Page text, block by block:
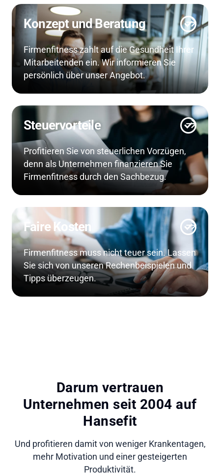
Konzept und Beratung
Firmenfitness zahlt auf die Gesundheit Ihrer
Mitarbeitenden ein. Wir informieren Sie
persönlich über unser Angebot.
Steuervorteile
Profitieren Sie von steuerlichen Vorzügen,
denn als Unternehmen finanzieren Sie
Firmenfitness durch den Sachbezug.
Faire Kosten
Firmenfitness muss nicht teuer sein. Lassen
Sie sich von unseren Rechenbeispielen und
Tipps überzeugen.
Darum vertrauen
Unternehmen seit 2004 auf
Hansefit
Und profitieren damit von weniger Krankentagen,
mehr Motivation und einer gesteigerten
Produktivität.